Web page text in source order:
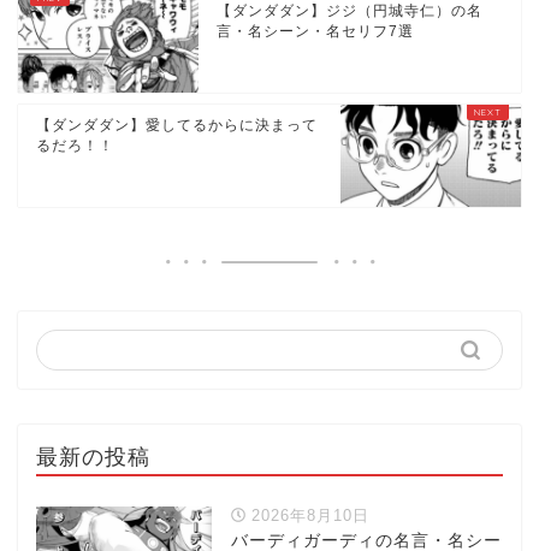
【ダンダダン】ジジ（円城寺仁）の名
言・名シーン・名セリフ7選
【ダンダダン】愛してるからに決まって
るだろ！！
最新の投稿
2026年8月10日
バーディガーディの名言・名シー